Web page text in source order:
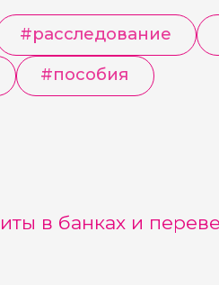
#расследование
#пособия
в банках и